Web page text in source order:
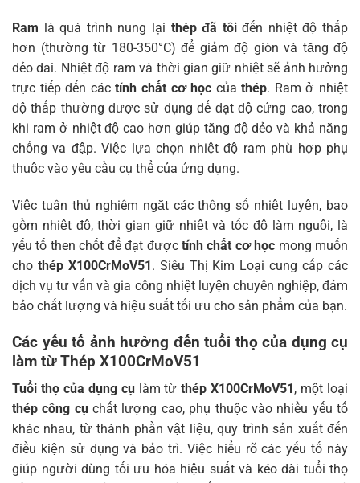
Ram là quá trình nung lại thép đã tôiđến nhiệt độ thấp
hơn (thường từ 180-350°C) để giảm độ giòn và tăng độ
dẻo dai. Nhiệt độ ram và thời gian giữ nhiệt sẽ ảnh hưởng
trực tiếp đến cáctính chất cơ học củathép. Ram ở nhiệt
độ thấp thường được sử dụng để đạt độ cứng cao, trong
khi ram ở nhiệt độ cao hơn giúp tăng độ dẻo và khả năng
chống va đập. Việc lựa chọn nhiệt độ ram phù hợp phụ
thuộc vào yêu cầu cụ thể của ứng dụng.
Việc tuân thủ nghiêm ngặt các thông số nhiệt luyện, bao
gồm nhiệt độ, thời gian giữ nhiệt và tốc độ làm nguội, là
yếu tố then chốt để đạt được tính chất cơ học mong muốn
cho thép X100CrMoV51. Siêu Thị Kim Loại cung cấp các
dịch vụ tư vấn và gia công nhiệt luyện chuyên nghiệp, đảm
bảo chất lượng và hiệu suất tối ưu cho sản phẩm của bạn.
Các yếu tố ảnh hưởng đến tuổi thọ của dụng cụ
làm từ Thép X100CrMoV51
Tuổi thọ của dụng cụlàm từthép X100CrMoV51 , một loại
thép công cụchất lượng cao, phụ thuộc vào nhiều yếu tố
khác nhau, từ thành phần vật liệu, quy trình sản xuất đến
điều kiện sử dụng và bảo trì. Việc hiểu rõ các yếu tố này
giúp người dùng tối ưu hóa hiệu suất và kéo dài tuổi thọ